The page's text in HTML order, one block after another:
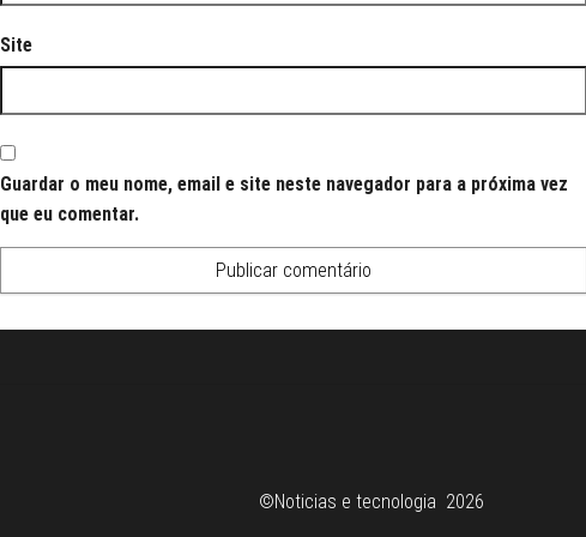
Site
Guardar o meu nome, email e site neste navegador para a próxima vez
que eu comentar.
©Noticias e tecnologia 2026